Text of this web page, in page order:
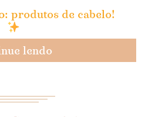
produtos de cabelo!
lendo